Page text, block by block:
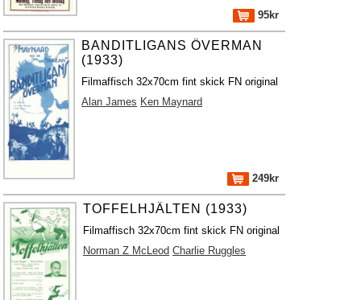
95kr
BANDITLIGANS ÖVERMAN
(1933)
Filmaffisch 32x70cm fint skick FN original
Alan James Ken Maynard
249kr
TOFFELHJÄLTEN (1933)
Filmaffisch 32x70cm fint skick FN original
Norman Z McLeod Charlie Ruggles